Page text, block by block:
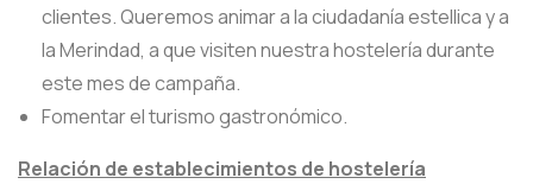
clientes. Queremos animar a la ciudadanía estellica y a
la Merindad, a que visiten nuestra hostelería durante
este mes de campaña.
Fomentar el turismo gastronómico.
Relación de establecimientos de hostelería